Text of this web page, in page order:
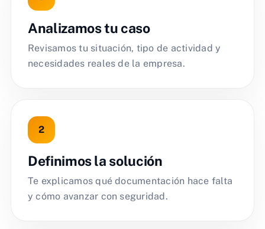
Analizamos tu caso
Revisamos tu situación, tipo de actividad y
necesidades reales de la empresa.
Definimos la solución
Te explicamos qué documentación hace falta
y cómo avanzar con seguridad.